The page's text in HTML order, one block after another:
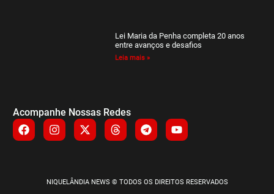
Lei Maria da Penha completa 20 anos
entre avanços e desafios
Leia mais »
Acompanhe Nossas Redes
NIQUELÂNDIA NEWS © TODOS OS DIREITOS RESERVADOS